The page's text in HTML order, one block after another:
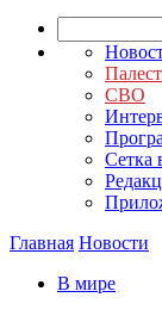
СВО
Сетка
Главная Новости
В мире